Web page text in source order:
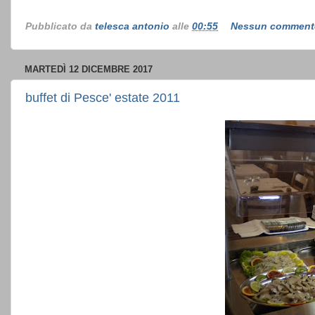
Pubblicato da telesca antonio alle 00:55 Nessun
MARTEDÌ 12 DICEMBRE 2017
buffet di Pesce' estate 2011